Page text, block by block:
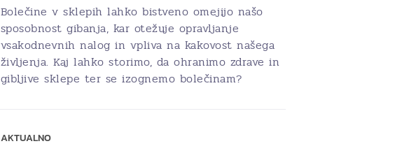
Bolečine v sklepih lahko bistveno omejijo našo
sposobnost gibanja, kar otežuje opravljanje
vsakodnevnih nalog in vpliva na kakovost našega
življenja. Kaj lahko storimo, da ohranimo zdrave in
gibljive sklepe ter se izognemo bolečinam?
AKTUALNO